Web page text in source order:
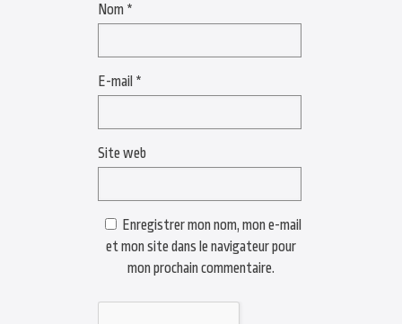
Nom *
E-mail *
Site web
Enregistrer mon nom, mon e-mail
et mon site dans le navigateur pour
mon prochain commentaire.